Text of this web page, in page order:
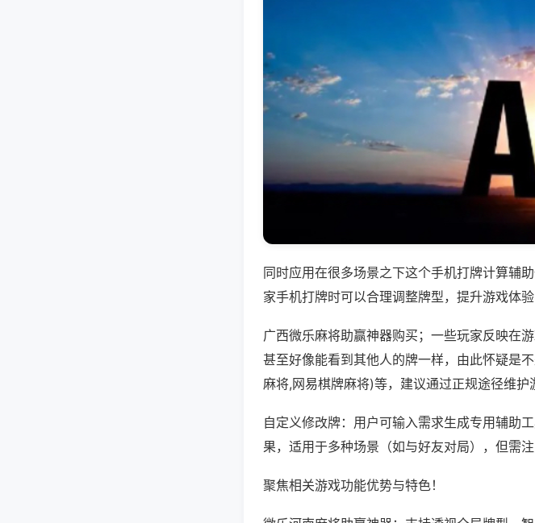
同时应用在很多场景之下这个手机打牌计算辅
家手机打牌时可以合理调整牌型，提升游戏体
广西微乐麻将助赢神器购买；一些玩家反映在
甚至好像能看到其他人的牌一样，由此怀疑是
麻将,网易棋牌麻将)等，建议通过正规途径维护
自定义修改牌：用户可输入需求生成专用辅助
果，适用于多种场景（如与好友对局），但需
聚焦相关游戏功能优势与特色！